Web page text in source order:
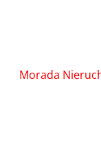
Nawigacja
Morada